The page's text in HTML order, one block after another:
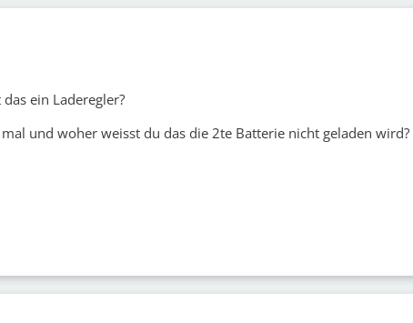
ein Laderegler?
und woher weisst du das die 2te Batterie nicht geladen wird?